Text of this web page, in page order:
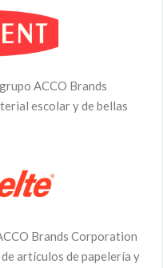
ACCO Brands
escolar y de bellas
Brands Corporation
artículos de papelería y